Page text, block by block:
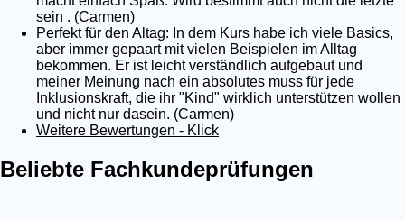
sein . (Carmen)
Perfekt für den Altag: In dem Kurs habe ich viele Basics,
aber immer gepaart mit vielen Beispielen im Alltag
bekommen. Er ist leicht verständlich aufgebaut und
meiner Meinung nach ein absolutes muss für jede
Inklusionskraft, die ihr "Kind" wirklich unterstützen wollen
und nicht nur dasein. (Carmen)
Weitere Bewertungen - Klick
Beliebte Fachkundeprüfungen